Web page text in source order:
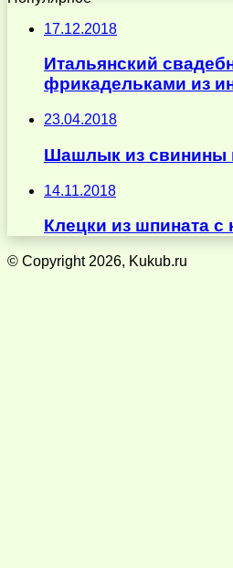
17.12.2018
Итальянский
фрикадельками из
23.04.2018
Шашлык из свинины
14.11.2018
Клецки из шпината
© Copyright 2026, Kukub.ru